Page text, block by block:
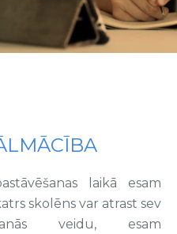
laikā esam
skolēns var atrast sev
veidu, esam